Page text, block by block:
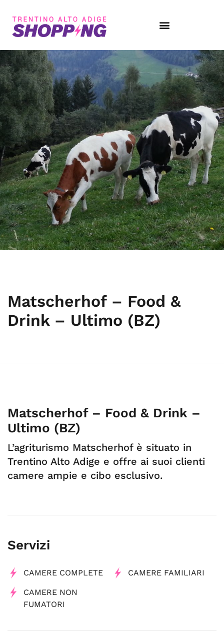
Matscherhof – Food &
Drink – Ultimo (BZ)
Matscherhof – Food & Drink –
Ultimo (BZ)
L’agriturismo Matscherhof è situato in
Trentino Alto Adige e offre ai suoi clienti
camere ampie e cibo esclusivo.
Servizi
CAMERE COMPLETE CAMERE FAMILIARI
CAMERE NON
FUMATORI